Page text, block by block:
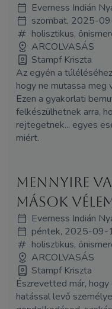
Everness Indián
szombat, 2025-
holisztikus,
ARCOLVASÁS
Stampf Kriszta
Az egyén a
hogy ne mutassa meg
Ezen a gyakorlati
felkészülhetnek arra,
rejtegetnek... egyes
miért.
Mennyire
mások
Everness Indián
péntek, 2025-09-
holisztikus,
ARCOLVASÁS
Stampf Kriszta
Észrevetted már,
hatással levő